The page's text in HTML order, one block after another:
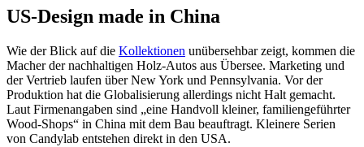
US-Design made in China
Wie der Blick auf die Kollektionen unübersehbar zeigt, kommen die
Macher der nachhaltigen Holz-Autos aus Übersee. Marketing und
der Vertrieb laufen über New York und Pennsylvania. Vor der
Produktion hat die Globalisierung allerdings nicht Halt gemacht.
Laut Firmenangaben sind „eine Handvoll kleiner, familiengeführter
Wood-Shops“ in China mit dem Bau beauftragt. Kleinere Serien
von Candylab entstehen direkt in den USA.